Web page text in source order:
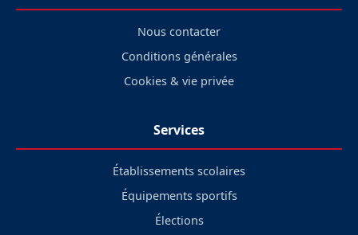
Nous contacter
Conditions générales
Cookies & vie privée
Services
Établissements scolaires
Équipements sportifs
Élections